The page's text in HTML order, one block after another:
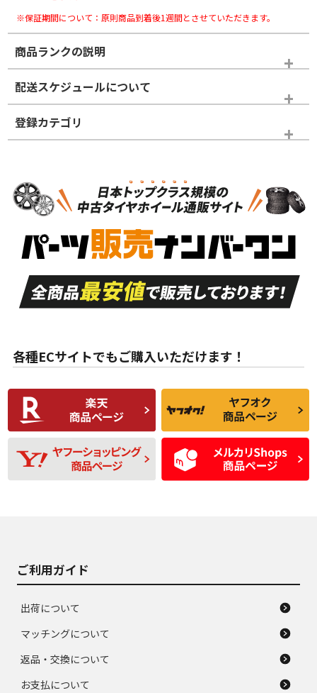
※保証期間について：原則商品到着後1週間とさせていただきます。
商品ランクの説明
※商品ランクは出品者の主観により判断しておりますので、あら
かじめご了承ください。
ホイールランク
S
品）
S
新車外し品（新古
付き
A
走行距離も少なく、
目立つ傷もほとんど
ない中古品
A
走行距離も少なく、
非常に状態の良い中
古品
な中古品
んどない中古品
C
比較的きれいな中古
品
C
られるが、使用に問
題のない中古品
D
使用感や目立つ傷が
あり、一般的な中古
品
D
残り溝も少なく、偏
磨耗がみられ、短期
間使用できるくらい
の中古品
配送スケジュールについて
登録カテゴリ
タイヤのみ
各種ECサイトでもご購入いただけます！
ご利用ガイド
出荷について
マッチングについて
返品・交換について
お支払について